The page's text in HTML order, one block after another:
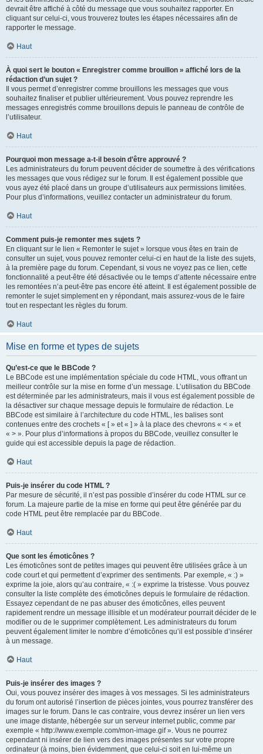
devrait être affiché à côté du message que vous souhaitez rapporter. En
cliquant sur celui-ci, vous trouverez toutes les étapes nécessaires afin de
rapporter le message.
Haut
À quoi sert le bouton « Enregistrer comme brouillon » affiché lors de la
rédaction d’un sujet ?
Il vous permet d’enregistrer comme brouillons les messages que vous
souhaitez finaliser et publier ultérieurement. Vous pouvez reprendre les
messages enregistrés comme brouillons depuis le panneau de contrôle de
l’utilisateur.
Haut
Pourquoi mon message a-t-il besoin d’être approuvé ?
Les administrateurs du forum peuvent décider de soumettre à des vérifications
les messages que vous rédigez sur le forum. Il est également possible que
vous ayez été placé dans un groupe d’utilisateurs aux permissions limitées.
Pour plus d’informations, veuillez contacter un administrateur du forum.
Haut
Comment puis-je remonter mes sujets ?
En cliquant sur le lien « Remonter le sujet » lorsque vous êtes en train de
consulter un sujet, vous pouvez remonter celui-ci en haut de la liste des sujets,
à la première page du forum. Cependant, si vous ne voyez pas ce lien, cette
fonctionnalité a peut-être été désactivée ou le temps d’attente nécessaire entre
les remontées n’a peut-être pas encore été atteint. Il est également possible de
remonter le sujet simplement en y répondant, mais assurez-vous de le faire
tout en respectant les règles du forum.
Haut
Mise en forme et types de sujets
Qu’est-ce que le BBCode ?
Le BBCode est une implémentation spéciale du code HTML, vous offrant un
meilleur contrôle sur la mise en forme d’un message. L’utilisation du BBCode
est déterminée par les administrateurs, mais il vous est également possible de
la désactiver sur chaque message depuis le formulaire de rédaction. Le
BBCode est similaire à l’architecture du code HTML, les balises sont
contenues entre des crochets « [ » et « ] » à la place des chevrons « < » et
« > ». Pour plus d’informations à propos du BBCode, veuillez consulter le
guide qui est accessible depuis la page de rédaction.
Haut
Puis-je insérer du code HTML ?
Par mesure de sécurité, il n’est pas possible d’insérer du code HTML sur ce
forum. La majeure partie de la mise en forme qui peut être générée par du
code HTML peut être remplacée par du BBCode.
Haut
Que sont les émoticônes ?
Les émoticônes sont de petites images qui peuvent être utilisées grâce à un
code court et qui permettent d’exprimer des sentiments. Par exemple, « :) »
exprime la joie, alors qu’au contraire, « :( » exprime la tristesse. Vous pouvez
consulter la liste complète des émoticônes depuis le formulaire de rédaction.
Essayez cependant de ne pas abuser des émoticônes, elles peuvent
rapidement rendre un message illisible et un modérateur pourrait décider de le
modifier ou de le supprimer complètement. Les administrateurs du forum
peuvent également limiter le nombre d’émoticônes qu’il est possible d’insérer
à un message.
Haut
Puis-je insérer des images ?
Oui, vous pouvez insérer des images à vos messages. Si les administrateurs
du forum ont autorisé l’insertion de pièces jointes, vous pourrez transférer des
images sur le forum. Dans le cas contraire, vous devrez insérer un lien vers
une image distante, hébergée sur un serveur internet public, comme par
exemple « http://www.exemple.com/mon-image.gif ». Vous ne pourrez
cependant ni insérer de lien vers des images présentes sur votre propre
ordinateur (à moins, bien évidemment, que celui-ci soit en lui-même un